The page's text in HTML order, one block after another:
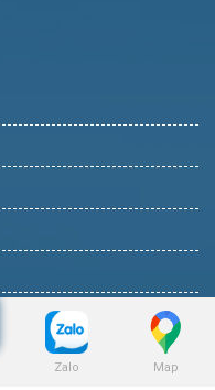
Zalo Map